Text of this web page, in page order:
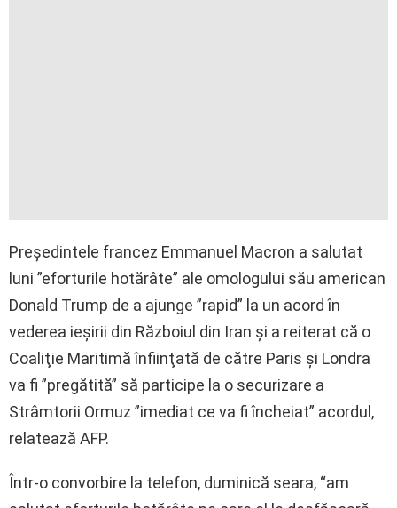
Preşedintele francez Emmanuel Macron a salutat
luni ”eforturile hotărâte” ale omologului său american
Donald Trump de a ajunge ”rapid” la un acord în
vederea ieşirii din Războiul din Iran şi a reiterat că o
Coaliţie Maritimă înfiinţată de către Paris şi Londra
va fi ”pregătită” să participe la o securizare a
Strâmtorii Ormuz ”imediat ce va fi încheiat” acordul,
relatează AFP.
Într-o convorbire la telefon, duminică seara, “am